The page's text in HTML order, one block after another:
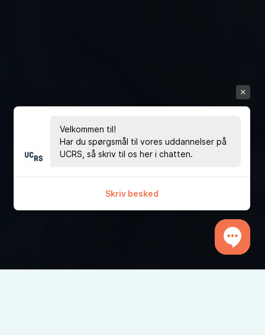
Velkommen til!
Har du spørgsmål til vores uddannelser på
UCRS, så skriv til os her i chatten.
Skriv besked